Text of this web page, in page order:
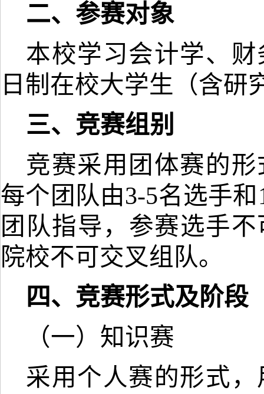
二、参赛对象
本校学习会计学、
日制在校大学生（含研
三、竞赛组别
竞赛采用团体赛的
每个团队由3-5名选手
团队指导，参赛选手
院校不可交叉组队。
四、竞赛形式及阶段
（一）知识赛
采用个人赛的形式